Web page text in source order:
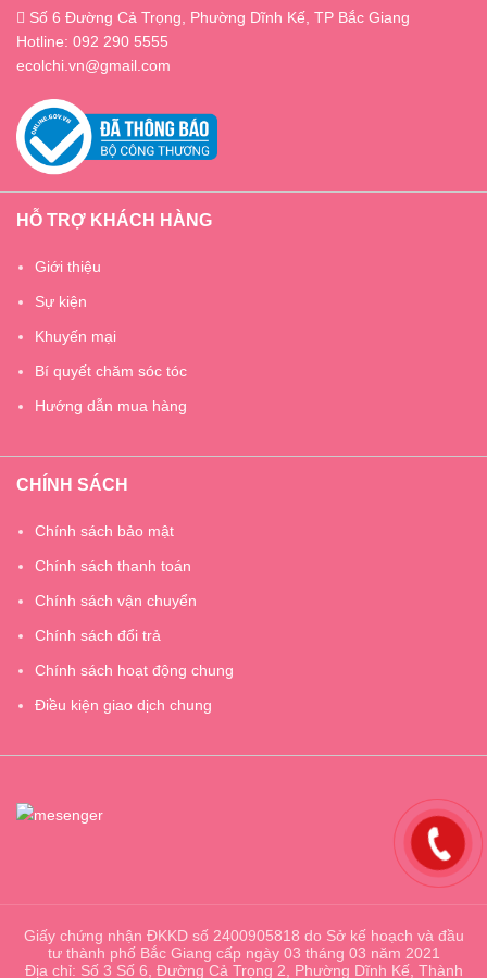
Số 6 Đường Cả Trọng, Phường Dĩnh Kế, TP Bắc Giang
Hotline: 092 290 5555
ecolchi.vn@gmail.com
HỖ TRỢ KHÁCH HÀNG
Giới thiệu
Sự kiện
Khuyến mại
Bí quyết chăm sóc tóc
Hướng dẫn mua hàng
CHÍNH SÁCH
Chính sách bảo mật
Chính sách thanh toán
Chính sách vận chuyển
Chính sách đổi trả
Chính sách hoạt động chung
Điều kiện giao dịch chung
Giấy chứng nhận ĐKKD số 2400905818 do Sở kế hoạch và đầu
tư thành phố Bắc Giang cấp ngày 03 tháng 03 năm 2021
Địa chỉ: Số 3 Số 6, Đường Cả Trọng 2, Phường Dĩnh Kế, Thành